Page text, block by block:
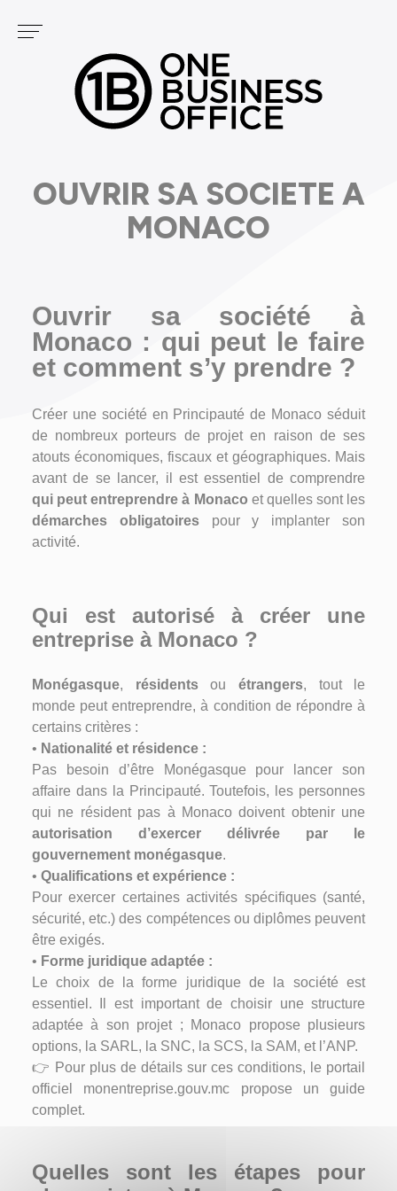
NOS CENTRES
FONTVIEILLE
PODCAST
OUVRIR SA SOCIETE A
MONACO
Ouvrir sa société à
Monaco : qui peut le faire
et comment s’y prendre ?
Créer une société en Principauté de Monaco séduit
de nombreux porteurs de projet en raison de ses
atouts économiques, fiscaux et géographiques. Mais
avant de se lancer, il est essentiel de comprendre
qui peut entreprendre à Monaco et quelles sont les
démarches obligatoires pour y implanter son
activité.
Qui est autorisé à créer une
entreprise à Monaco ?
Monégasque, résidentsou étrangers, tout le
monde peut entreprendre, à condition de répondre à
certains critères :
• Nationalité et résidence :
Pas besoin d’être Monégasque pour lancer son
affaire dans la Principauté. Toutefois, les personnes
qui ne résident pas à Monaco doivent obtenir une
autorisation d’exercer délivrée par le
gouvernement monégasque.
• Qualifications et expérience :
Pour exercer certaines activités spécifiques (santé,
sécurité, etc.) des compétences ou diplômes peuvent
être exigés.
• Forme juridique adaptée :
Le choix de la forme juridique de la société est
essentiel. Il est important de choisir une structure
adaptée à son projet ; Monaco propose plusieurs
options, la SARL, la SNC, la SCS, la SAM, et l’ANP.
👉 Pour plus de détails sur ces conditions, le portail
officiel monentreprise.gouv.mc propose un guide
complet.
Quelles sont les étapes pour